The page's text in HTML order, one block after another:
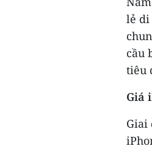
lẻ di
cầu
tiêu
Giá
Giai